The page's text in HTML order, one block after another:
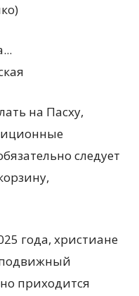
на Пасху,
следует
года, христиане
подвижный
приходится